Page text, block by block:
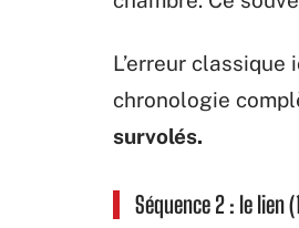
L’erreur classique
chronologie
survolés.
Séquence 2 : le lien